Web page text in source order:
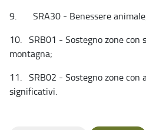
9. SRA30 - Benessere
10. SRB01 - Sostegno zone con
montagna;
11. SRB02 - Sostegno zone
significativi.